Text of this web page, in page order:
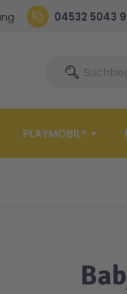
04532 5043
SucheSuche
PLAYMOBIL®